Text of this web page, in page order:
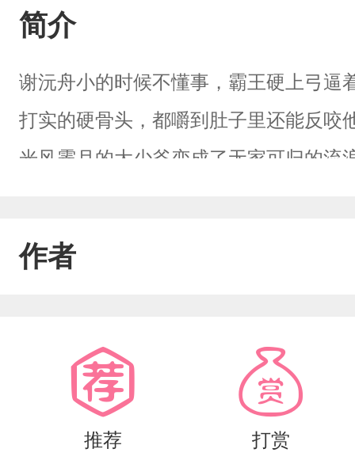
简介
谢沅舟小的时候不懂事，霸王硬上弓逼
打实的硬骨头，都嚼到肚子里还能反咬
光风霁月的大少爷变成了无家可归的流
你有病？裴宣鹬：谢沅舟，我真想把
用提醒：双恶，攻受非完美人设
作者
推荐 打赏